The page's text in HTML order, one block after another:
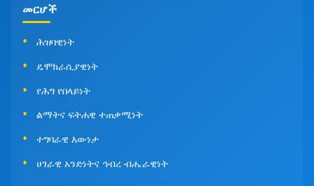
መርሆች
ሕዝባዊነት
ዴሞክራሲያዊነት
የሕግ የበላይነት
ልማትና ፍትሐዊ ተጠቃሚነት
ተግባራዊ እውነታ
ሀገራዊ አንድነትና ኅብረ ብሔራዊነት